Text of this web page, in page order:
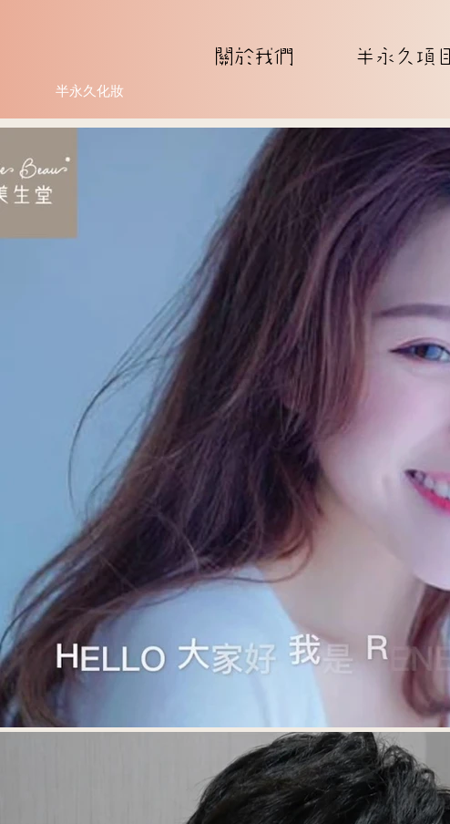
半永久化妝
關於我們 半永久項目